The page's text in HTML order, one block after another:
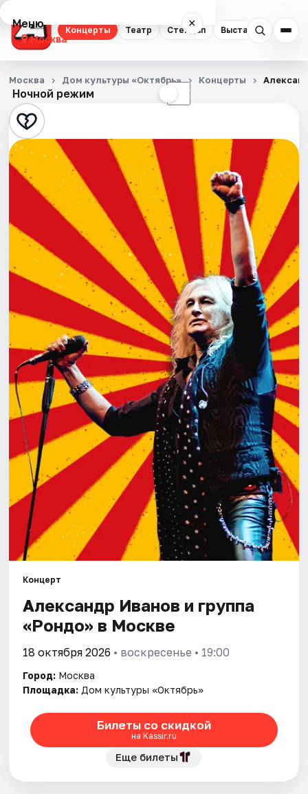
Концерты Театр Стендап Выставки
Меню ×
Москва
Концерты
Театр
Стендап
Выставки
Квесты
Экскурсии
Спорт
События
Города
Площадки
Артисты
Рейтинги
Ночной режим ☾
Москва Дом культуры «Октябрь» Концерты
Концерт
Александр Иванов и группа
«Рондо» в Москве
18 октября 2026 • воскресенье • 19:00
Город: Москва
Площадка: Дом культуры «Октябрь»
Билеты со скидкой
на Kassir.ru
Еще билеты